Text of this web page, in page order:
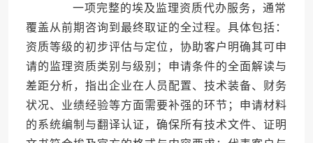
一项完整的埃及监理资质代办服务，通常
覆盖从前期咨询到最终取证的全过程。具体包括：
资质等级的初步评估与定位，协助客户明确其可申
请的监理资质类别与级别；申请条件的全面解读与
差距分析，指出企业在人员配置、技术装备、财务
状况、业绩经验等方面需要补强的环节；申请材料
的系统编制与翻译认证，确保所有技术文件、证明